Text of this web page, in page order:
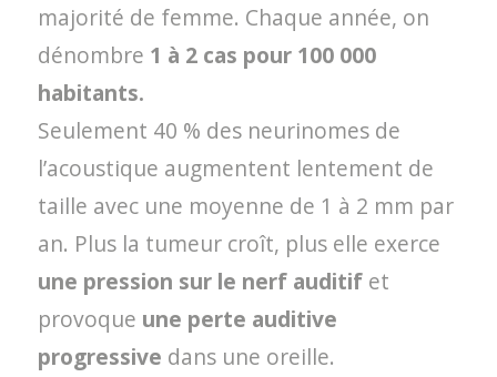
majorité de femme. Chaque année, on
dénombre 1 à 2 cas pour 100 000
habitants.
Seulement 40 % des neurinomes de
l’acoustique augmentent lentement de
taille avec une moyenne de 1 à 2 mm par
an. Plus la tumeur croît, plus elle exerce
une pression sur le nerf auditifet
provoque une perte auditive
progressive dans une oreille.